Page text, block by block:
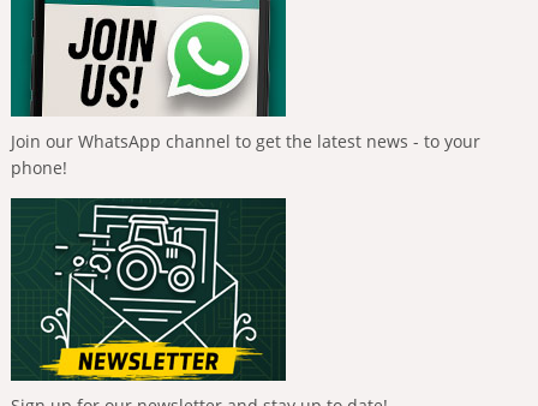
Join our WhatsApp channel to get the latest news - to your
phone!